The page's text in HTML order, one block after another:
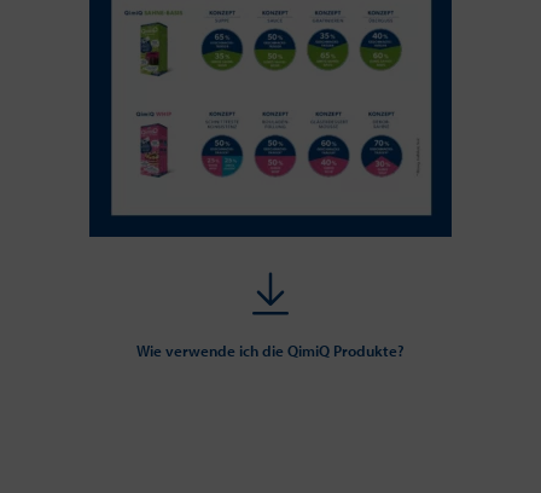
Wie verwende ich die QimiQ Produkte?